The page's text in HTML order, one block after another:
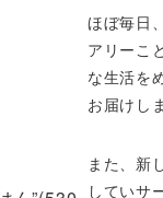
ほぼ毎日
アリーこ
な生活を
お届けし
また、新
していサ